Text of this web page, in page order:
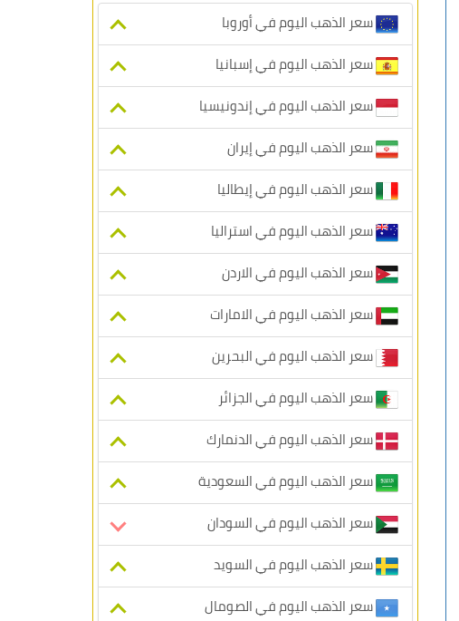
سعر الذهب اليوم في أوروبا
سعر الذهب اليوم في إسبانيا
سعر الذهب اليوم في إندونيسيا
سعر الذهب اليوم في إيران
سعر الذهب اليوم في إيطاليا
سعر الذهب اليوم في استراليا
سعر الذهب اليوم في الاردن
سعر الذهب اليوم في الامارات
سعر الذهب اليوم في البحرين
سعر الذهب اليوم في الجزائر
سعر الذهب اليوم في الدنمارك
سعر الذهب اليوم في السعودية
سعر الذهب اليوم في السودان
سعر الذهب اليوم في السويد
سعر الذهب اليوم في الصومال